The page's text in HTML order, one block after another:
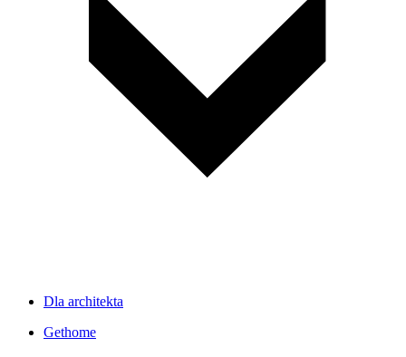
Dla architekta
Gethome